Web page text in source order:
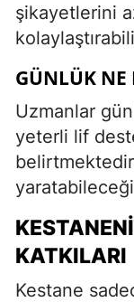
şikayetlerini
GÜNLÜK NE
Uzmanlar
yeterli lif
KATKILARI
Kestane